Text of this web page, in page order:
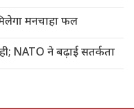
मनचाहा फल
NATO ने बढ़ाई सतर्कता